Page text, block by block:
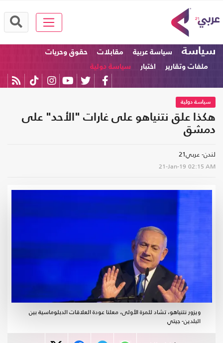
سياسة سياسة عربية مقابلات
حقوق وحريات
ملفات وتقارير
اختبار سياسة دولية
سياسة دولية
هكذا علق نتنياهو على غارات "الأحد" على
دمشق
لندن- عربي21
21-Jan-19 02:15 AM
ويزور نتنياهو، تشاد للمرة الأولى، معلنا عودة العلاقات الدبلوماسية بين
البلدين- جيتي